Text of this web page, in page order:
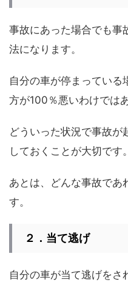
事故にあった場合でも事
法になります。
自分の車が停まっている
方が100％悪いわけでは
どういった状況で事故が
しておくことが大切です。
あとは、どんな事故であ
す。
２．当て逃げ
自分の車が当て逃げをさ